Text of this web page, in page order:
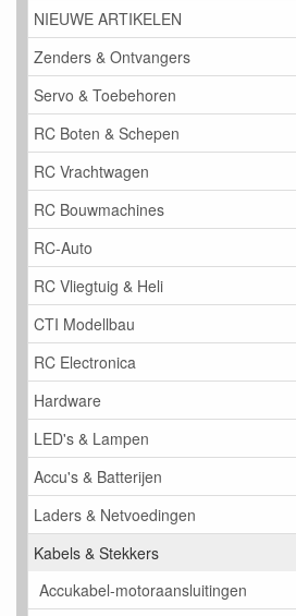
NIEUWE ARTIKELEN
Zenders & Ontvangers
Servo & Toebehoren
RC Boten & Schepen
RC Vrachtwagen
RC Bouwmachines
RC-Auto
RC Vliegtuig & Heli
CTI Modellbau
RC Electronica
Hardware
LED's & Lampen
Accu's & Batterijen
Laders & Netvoedingen
Kabels & Stekkers
Accukabel-motoraansluitingen